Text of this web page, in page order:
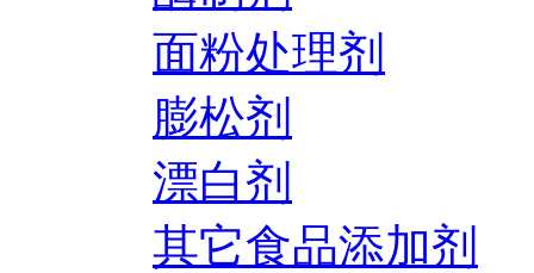
面粉处理剂
膨松剂
漂白剂
其它食品添加剂